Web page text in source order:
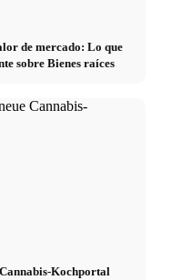
de mercado: Lo que
sobre Bienes raíces
Kochportal